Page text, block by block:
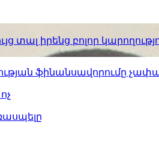
տալ իրենց բոլոր
ֆինանսավորումը